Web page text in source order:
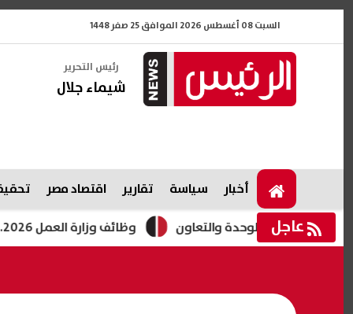
السبت 08 أغسطس 2026 الموافق 25 صفر 1448
رئيس التحرير
شيماء جلال
أخبار سياسة تقارير اقتصاد مصر
عاجل وظائف وزارة العمل 2026.. فرص جديدة للشباب برواتب تصل لـ12.5 ألف جنيه الوحدة والتعاون